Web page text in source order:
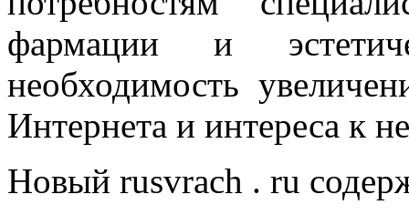
фармации и
необходимость
Интернета и интереса к
Новый rusvrach . ru